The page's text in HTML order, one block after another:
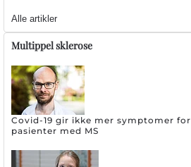
Alle artikler
Multippel sklerose
Covid-19 gir ikke mer symptomer for
pasienter med MS